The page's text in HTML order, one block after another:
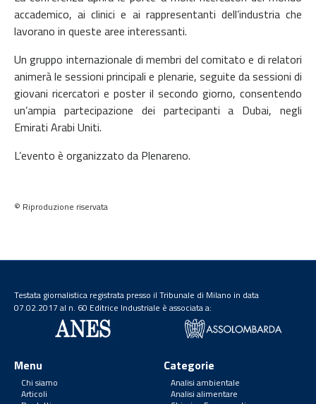
accademico, ai clinici e ai rappresentanti dell’industria che
lavorano in queste aree interessanti.
Un gruppo internazionale di membri del comitato e di relatori
animerà le sessioni principali e plenarie, seguite da sessioni di
giovani ricercatori e poster il secondo giorno, consentendo
un’ampia partecipazione dei partecipanti a Dubai, negli
Emirati Arabi Uniti.
L’evento è organizzato da Plenareno.
© Riproduzione riservata
Testata giornalistica registrata presso il Tribunale di Milano in data
07.02.2017 al n. 60 Editrice Industriale è associata a:
Menu
Chi siamo
Articoli
Categorie
Analisi ambientale
Analisi alimentare